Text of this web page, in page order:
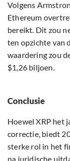
Volgens
Ethereum
bereikt. Dit zou
ten opzichte van
waardering zou
$1,26 biljoen.
Conclusie
Hoewel XRP het
correctie, biedt
sterke rol in het
na juridische